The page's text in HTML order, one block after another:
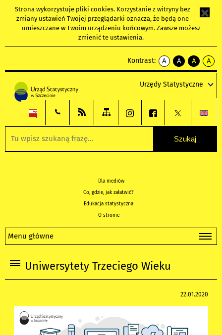
Strona wykorzystuje pliki cookies. Korzystanie z witryny bez
zmiany ustawień Twojej przeglądarki oznacza, że będą one
umieszczane w Twoim urządzeniu końcowym. Zawsze możesz
zmienić te ustawienia.
Kontrast:
A
kontrast
A
kontrast
tekst
czarnym
A
kontrast
tekst
czarnym
A
tekst
żółtym
Urzędy Statystyczne
Dla mediów
Co, gdzie, jak załatwić?
Edukacja statystyczna
O stronie
Menu główne
Uniwersytety Trzeciego Wieku
22.01.2020